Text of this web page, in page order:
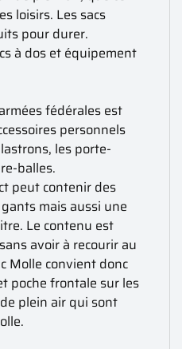
loisirs. Les sacs
pour durer.
à dos et équipement
fédérales est
personnels
les porte-
balles.
peut contenir des
mais aussi une
Le contenu est
avoir à recourir au
Molle convient donc
poche frontale sur les
plein air qui sont